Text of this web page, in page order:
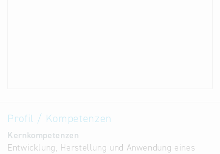
Profil / Kompetenzen
Kernkompetenzen
Entwicklung, Herstellung und Anwendung eines